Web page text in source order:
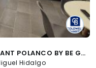
LOFT AMUEBLADO EN RENTA EN VITANT POLANCO BY BE GRAND, ANÁHUAC I, MIGUEL HIDALGO, CDMX
Hidalgo